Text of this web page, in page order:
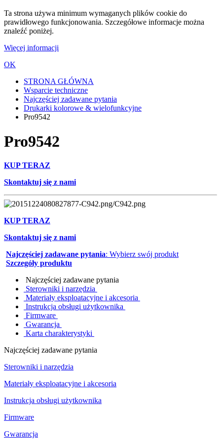
Ta strona używa minimum wymaganych plików cookie do
prawidłowego funkcjonowania. Szczegółowe informacje można
znaleźć poniżej.
Więcej informacji
OK
STRONA GŁÓWNA
Wsparcie techniczne
Najczęściej zadawane pytania
Drukarki kolorowe & wielofunkcyjne
Pro9542
Pro9542
KUP TERAZ
Skontaktuj się z nami
KUP TERAZ
Skontaktuj się z nami
Najczęściej zadawane pytania: Wybierz swój produkt
Szczegóły produktu
Najczęściej zadawane pytania
Sterowniki i narzędzia
Materiały eksploatacyjne i akcesoria
Instrukcja obsługi użytkownika
Firmware
Gwarancja
Karta charakterystyki
Najczęściej zadawane pytania
Sterowniki i narzędzia
Materiały eksploatacyjne i akcesoria
Instrukcja obsługi użytkownika
Firmware
Gwarancja